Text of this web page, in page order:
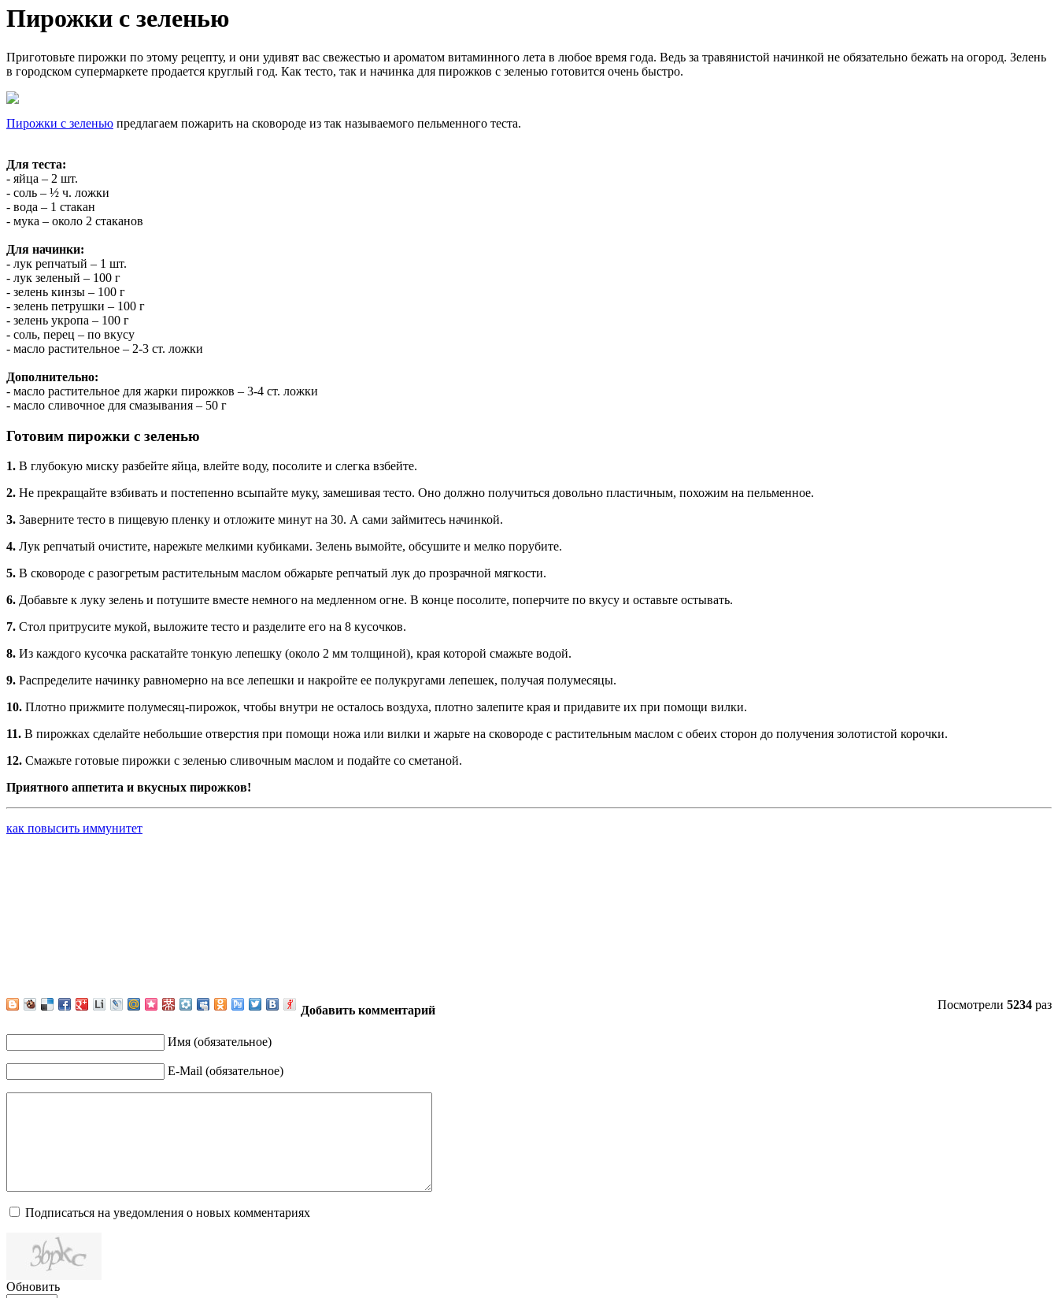
Пирожки с зеленью
Приготовьте пирожки по этому рецепту, и они удивят вас свежестью и ароматом витаминного лета в любое время года. Ведь за травянистой начинкой не обязательно бежать на огород. Зелень
в городском супермаркете продается круглый год. Как тесто, так и начинка для пирожков с зеленью готовится очень быстро.
Пирожки с зеленью предлагаем пожарить на сковороде из так называемого пельменного теста.
Для теста:
- яйца – 2 шт.
- соль – ½ ч. ложки
- вода – 1 стакан
- мука – около 2 стаканов
Для начинки:
- лук репчатый – 1 шт.
- лук зеленый – 100 г
- зелень кинзы – 100 г
- зелень петрушки – 100 г
- зелень укропа – 100 г
- соль, перец – по вкусу
- масло растительное – 2-3 ст. ложки
Дополнительно:
- масло растительное для жарки пирожков – 3-4 ст. ложки
- масло сливочное для смазывания – 50 г
Готовим пирожки с зеленью
1. В глубокую миску разбейте яйца, влейте воду, посолите и слегка взбейте.
2. Не прекращайте взбивать и постепенно всыпайте муку, замешивая тесто. Оно должно получиться довольно пластичным, похожим на пельменное.
3. Заверните тесто в пищевую пленку и отложите минут на 30. А сами займитесь начинкой.
4. Лук репчатый очистите, нарежьте мелкими кубиками. Зелень вымойте, обсушите и мелко порубите.
5. В сковороде с разогретым растительным маслом обжарьте репчатый лук до прозрачной мягкости.
6. Добавьте к луку зелень и потушите вместе немного на медленном огне. В конце посолите, поперчите по вкусу и оставьте остывать.
7. Стол притрусите мукой, выложите тесто и разделите его на 8 кусочков.
8. Из каждого кусочка раскатайте тонкую лепешку (около 2 мм толщиной), края которой смажьте водой.
9. Распределите начинку равномерно на все лепешки и накройте ее полукругами лепешек, получая полумесяцы.
10. Плотно прижмите полумесяц-пирожок, чтобы внутри не осталось воздуха, плотно залепите края и придавите их при помощи вилки.
11. В пирожках сделайте небольшие отверстия при помощи ножа или вилки и жарьте на сковороде с растительным маслом с обеих сторон до получения золотистой корочки.
12. Смажьте готовые пирожки с зеленью сливочным маслом и подайте со сметаной.
Приятного аппетита и вкусных пирожков!
как повысить иммунитет
Посмотрели 5234 раз
Добавить комментарий
Имя (обязательное)
E-Mail (обязательное)
Подписаться на уведомления о новых комментариях
Обновить